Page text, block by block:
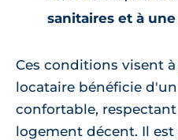
sanitaires et à
Ces conditions visent
locataire bénéficie
confortable,
logement décent. Il